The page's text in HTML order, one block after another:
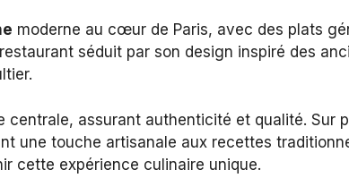
moderne au cœur de Paris, avec des plats
séduit par son design inspiré des
centrale, assurant authenticité et qualité. Sur
une touche artisanale aux recettes
cette expérience culinaire unique.